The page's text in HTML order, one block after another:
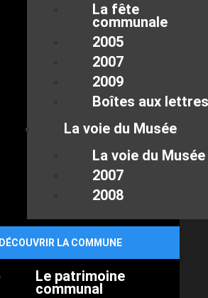
La fête
communale
2005
2007
2009
Boîtes aux lettres
La voie du Musée
La voie du Musée
2007
2008
DÉCOUVRIR LA COMMUNE
Le patrimoine
communal